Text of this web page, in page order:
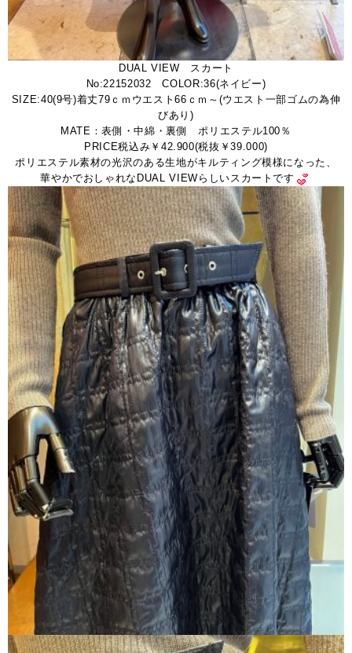
DUAL VIEW スカート
No:22152032 COLOR:36(ネイビー)
SIZE:40(9号)着丈79ｃｍウエスト66ｃｍ～(ウエスト一部ゴムの為伸
びあり)
MATE：表側・中綿・裏側 ポリエステル100％
PRICE税込み￥42.900(税抜￥39.000)
ポリエステル素材の光沢のある生地がキルティング模様になった、
華やかでおしゃれなDUAL VIEWらしいスカートです